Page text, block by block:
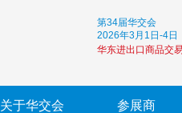
第34届华交会
2026年3月1日-4日
华东进出口商品交
关于华交会 参展商